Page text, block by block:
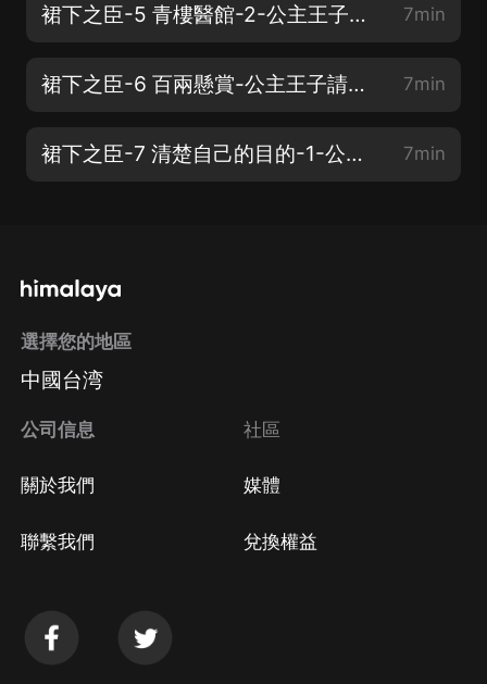
裙下之臣-5 青樓醫館-2-公主王子請聽書❥(^_-) 7min
裙下之臣-6 百兩懸賞-公主王子請聽書❥(^_-) 7min
裙下之臣-7 清楚自己的目的-1-公主王子請聽書❥(^_-) 7min
選擇您的地區
中國台湾
公司信息
關於我們
聯繫我們
社區
媒體
兌換權益